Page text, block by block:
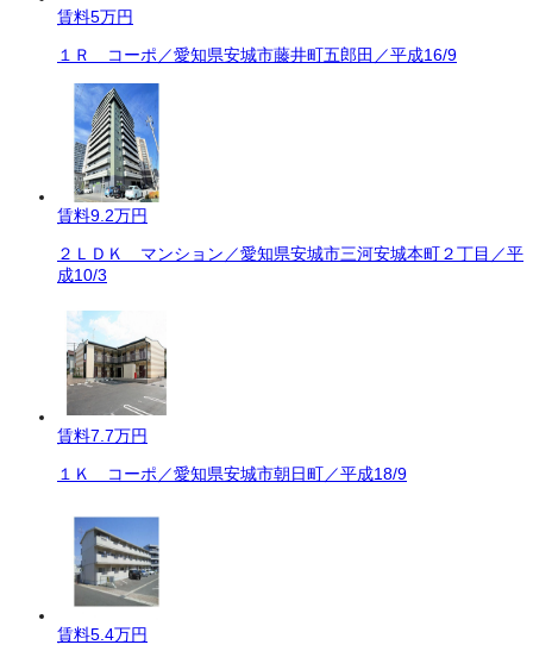
賃料5万円
１Ｒ コーポ／愛知県安城市藤井町五郎田／平成16/9
賃料9.2万円
２ＬＤＫ マンション／愛知県安城市三河安城本町２丁目／平
成10/3
賃料7.7万円
１Ｋ コーポ／愛知県安城市朝日町／平成18/9
賃料5.4万円